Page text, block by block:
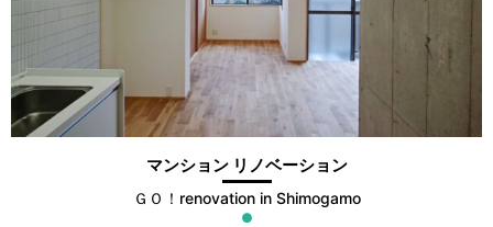
マンション リノベーション
ＧＯ！renovation in Shimogamo
●